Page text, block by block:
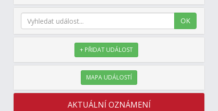
OK
+ PŘIDAT UDÁLOST
MAPA UDÁLOSTÍ
AKTUÁLNÍ OZNÁMENÍ